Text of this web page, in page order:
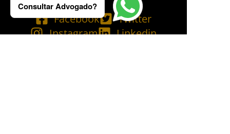
Facebook
Twitter
Instagram
Linkedin
Consultar Advogado?